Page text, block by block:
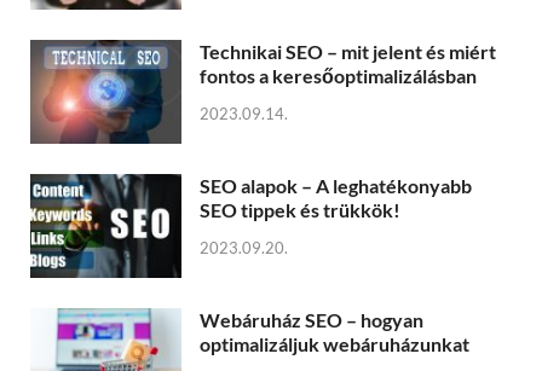
Technikai SEO – mit jelent és miért
fontos a keresőoptimalizálásban
2023.09.14.
SEO alapok – A leghatékonyabb
SEO tippek és trükkök!
2023.09.20.
Webáruház SEO – hogyan
optimalizáljuk webáruházunkat